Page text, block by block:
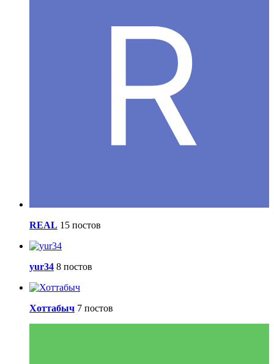
REAL 15 постов
yur34 8 постов
Хоттабыч 7 постов